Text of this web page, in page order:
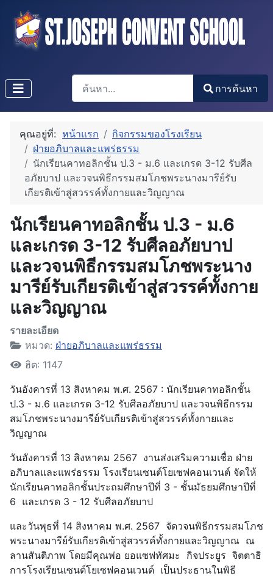
การค้นหา
Type 2 or more characters for results.
การค้นหา
คุณอยู่ที่: หน้าแรก
กิจกรรมของโรงเรียน
ฝ่ายอภิบาลและแพร่ธรรม
นักเรียนคาทอลิกชั้น ป.3 - ม.6 และเกรด 3-12 รับศีล
อภัยบาป และวจนพิธีกรรมสมโภชพระนางมารีย์รับ
เกียรติเข้าสู่สวรรค์ทั้งกายและวิญญาณ
นักเรียนคาทอลิกชั้น ป.3 - ม.6
และเกรด 3-12 รับศีลอภัยบาป
และวจนพิธีกรรมสมโภชพระนาง
มารีย์รับเกียรติเข้าสู่สวรรค์ทั้งกาย
และวิญญาณ
รายละเอียด
หมวด: ฝ่ายอภิบาลและแพร่ธรรม
ฮิต: 1147
วันอังคารที่ 13 สิงหาคม พ.ศ. 2567 : นักเรียนคาทอลิกชั้น
ป.3 - ม.6 และเกรด 3-12 รับศีลอภัยบาป และวจนพิธีกรรม
สมโภชพระนางมารีย์รับเกียรติเข้าสู่สวรรค์ทั้งกายและ
วิญญาณ
วันอังคารที่ 13 สิงหาคม 2567 งานส่งเสริมความเชื่อ ฝ่าย
อภิบาลและแพร่ธรรม โรงเรียนเซนต์โยเซฟคอนเวนต์ จัดให้
นักเรียนคาทอลิกชั้นประถมศึกษาปีที่ 3 - ชั้นมัธยมศึกษาปีที่
6 และเกรด 3 - 12 รับศีลอภัยบาป
และวันพุธที่ 14 สิงหาคม พ.ศ. 2567 จัดวจนพิธีกรรมสมโภช
พระนางมารีย์รับเกียรติเข้าสู่สวรรค์ทั้งกายและวิญญาณ ณ
ลานสันติภาพ โดยมีคุณพ่อ ยอแซฟทัศมะ กิจประยูร จิตตาธิ
การโรงเรียนเซนต์โยเซฟคอนเวนต์ เป็นประธานในพิธี